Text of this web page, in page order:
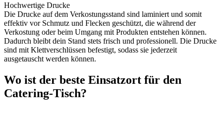
Hochwertige Drucke
Die Drucke auf dem Verkostungsstand sind laminiert und somit
effektiv vor Schmutz und Flecken geschützt, die während der
Verkostung oder beim Umgang mit Produkten entstehen können.
Dadurch bleibt dein Stand stets frisch und professionell. Die Drucke
sind mit Klettverschlüssen befestigt, sodass sie jederzeit
ausgetauscht werden können.
Wo ist der beste Einsatzort für den
Catering-Tisch?